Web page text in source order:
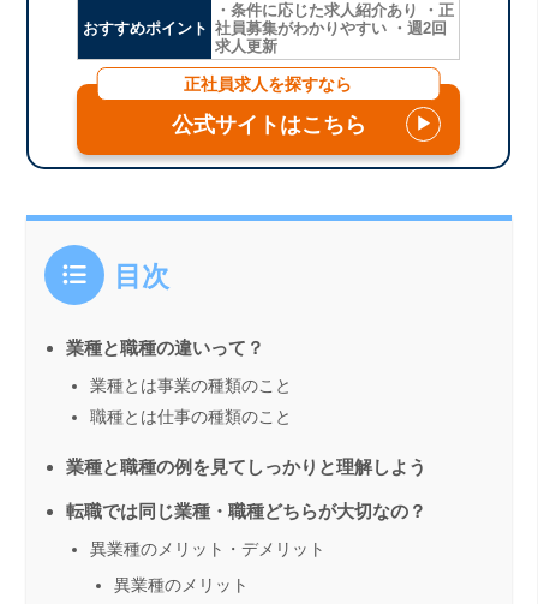
おすすめポイント
・条件に応じた求人紹介あり ・正
社員募集がわかりやすい ・週2回
求人更新
正社員求人を探すなら
公式サイトはこちら ▶
目次
業種と職種の違いって？
業種とは事業の種類のこと
職種とは仕事の種類のこと
業種と職種の例を見てしっかりと理解しよう
転職では同じ業種・職種どちらが大切なの？
異業種のメリット・デメリット
異業種のメリット